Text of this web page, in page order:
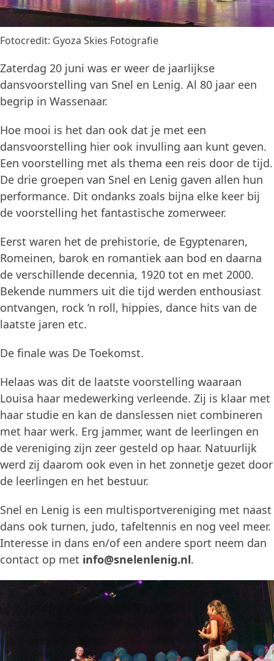
Fotocredit: Gyoza Skies Fotografie
Zaterdag 20 juni was er weer de jaarlijkse
dansvoorstelling van Snel en Lenig. Al 80 jaar een
begrip in Wassenaar.
Hoe mooi is het dan ook dat je met een
dansvoorstelling hier ook invulling aan kunt geven.
Een voorstelling met als thema een reis door de tijd.
De drie groepen van Snel en Lenig gaven allen hun
performance. Dit ondanks zoals bijna elke keer bij
de voorstelling het fantastische zomerweer.
Eerst waren het de prehistorie, de Egyptenaren,
Romeinen, barok en romantiek aan bod en daarna
de verschillende decennia, 1920 tot en met 2000.
Bekende nummers uit die tijd werden enthousiast
ontvangen, rock ’n roll, hippies, dance hits van de
laatste jaren etc.
De finale was De Toekomst.
Helaas was dit de laatste voorstelling waaraan
Louisa haar medewerking verleende. Zij is klaar met
haar studie en kan de danslessen niet combineren
met haar werk. Erg jammer, want de leerlingen en
de vereniging zijn zeer gesteld op haar. Natuurlijk
werd zij daarom ook even in het zonnetje gezet door
de leerlingen en het bestuur.
Snel en Lenig is een multisportvereniging met naast
dans ook turnen, judo, tafeltennis en nog veel meer.
Interesse in dans en/of een andere sport neem dan
contact op met info@snelenlenig.nl.